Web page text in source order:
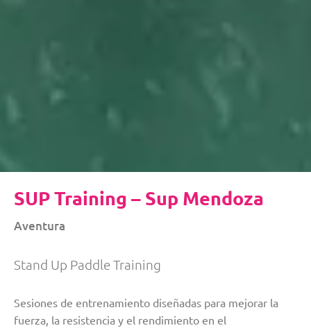
SUP Training – Sup Mendoza
Aventura
Stand Up Paddle Training
Sesiones de entrenamiento diseñadas para mejorar la
fuerza, la resistencia y el rendimiento en el